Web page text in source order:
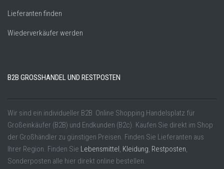
Lieferanten finden
Wiederverkäufer werden
B2B GROSSHANDEL UND RESTPOSTEN
Wir sind ein individueller B2B Online Shopping Handelsplatz für
Großeinkäufer (B2B) und Endkunden (B2c). Kaufen Sie direkt im Shop
der Großhändler zu günstigen Preisen. Finden Sie Lieferanten aus
Ihrer Region. Finden Sie Lebensmittel , Kleidung, Restposten,
Sonderposten alle hier direkt online bestellen.